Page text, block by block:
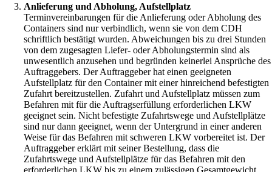
Anlieferung und Abholung, Aufstellplatz
Terminvereinbarungen für die Anlieferung oder Abholung des
Containers sind nur verbindlich, wenn sie von dem CDH
schriftlich bestätigt wurden. Abweichungen bis zu drei Stunden
von dem zugesagten Liefer- oder Abholungstermin sind als
unwesentlich anzusehen und begründen keinerlei Ansprüche des
Auftraggebers. Der Auftraggeber hat einen geeigneten
Aufstellplatz für den Container mit einer hinreichend befestigten
Zufahrt bereitzustellen. Zufahrt und Aufstellplatz müssen zum
Befahren mit für die Auftragserfüllung erforderlichen LKW
geeignet sein. Nicht befestigte Zufahrtswege und Aufstellplätze
sind nur dann geeignet, wenn der Untergrund in einer anderen
Weise für das Befahren mit schweren LKW vorbereitet ist. Der
Auftraggeber erklärt mit seiner Bestellung, dass die
Zufahrtswege und Aufstellplätze für das Befahren mit den
erforderlichen LKW bis zu einem zulässigen Gesamtgewicht